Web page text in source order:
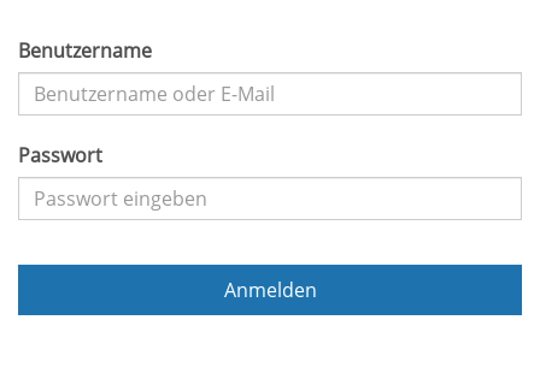
Benutzername
Passwort
Anmelden